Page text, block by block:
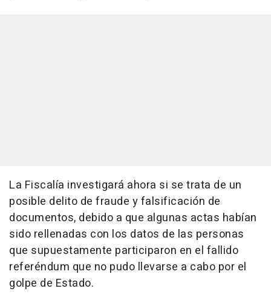
La Fiscalía investigará ahora si se trata de un
posible delito de fraude y falsificación de
documentos, debido a que algunas actas habían
sido rellenadas con los datos de las personas
que supuestamente participaron en el fallido
referéndum que no pudo llevarse a cabo por el
golpe de Estado.